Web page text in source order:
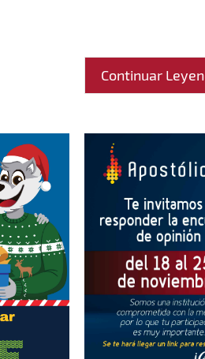
Continuar